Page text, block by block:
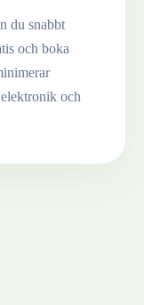
du snabbt
och boka
och